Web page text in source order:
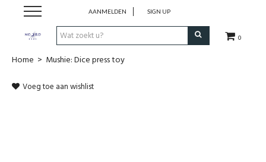
0
AANMELDEN SIGN UP
SHOP
Home > Mushie: Dice press toy
Voeg toe aan wishlist